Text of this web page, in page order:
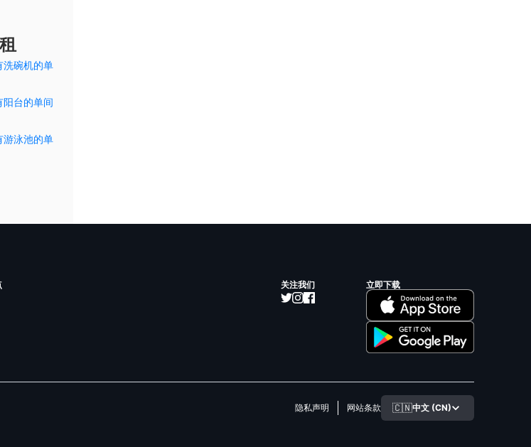
洗碗机的单
阳台的单间
游泳池的单
关注我们 立即下载
隐私声明 网站条款 🇨🇳中文 (CN)